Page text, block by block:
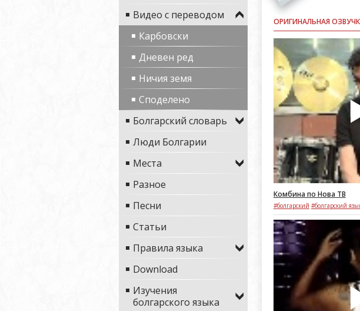
Видео с переводом
Карбовски
Дневен ред
Ничия земя
Споделено
Болгарский словарь
Люди Болгарии
Места
Разное
Песни
Статьи
Правила языка
Download
Изучения
болгарского языка
ОРИГИНАЛЬНАЯ
Комбина по Нова ТВ
#болгарский #болгарский